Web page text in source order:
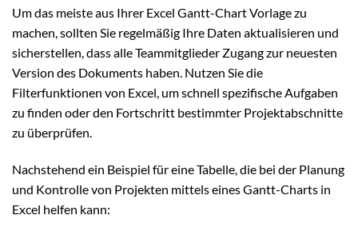
Um das meiste aus Ihrer Excel Gantt-Chart Vorlage zu
machen, sollten Sie regelmäßig Ihre Daten aktualisieren und
sicherstellen, dass alle Teammitglieder Zugang zur neuesten
Version des Dokuments haben. Nutzen Sie die
Filterfunktionen von Excel, um schnell spezifische Aufgaben
zu finden oder den Fortschritt bestimmter Projektabschnitte
zu überprüfen.
Nachstehend ein Beispiel für eine Tabelle, die bei der Planung
und Kontrolle von Projekten mittels eines Gantt-Charts in
Excel helfen kann: